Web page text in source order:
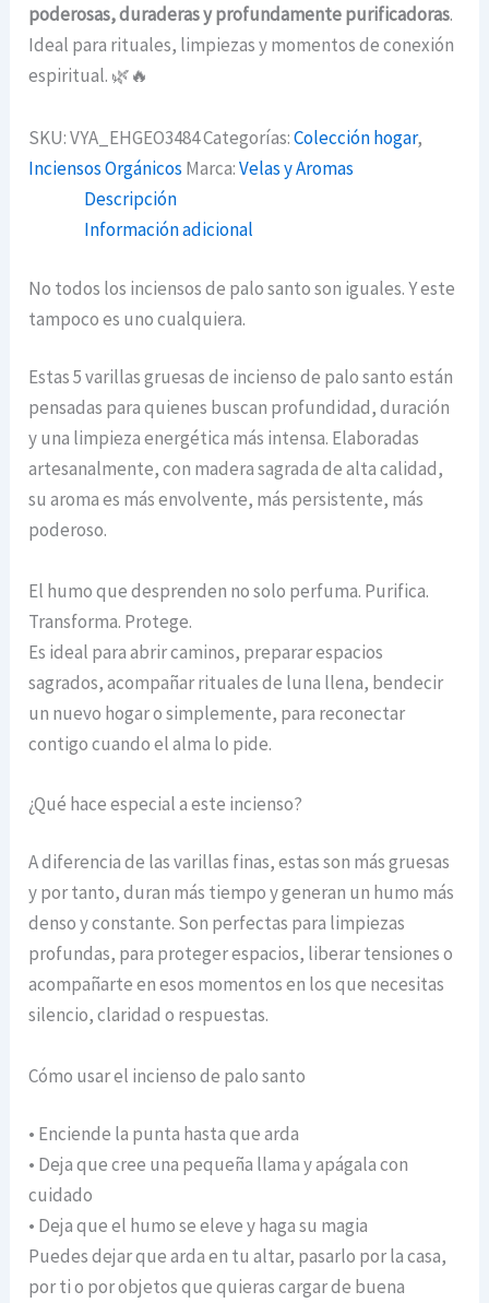
poderosas, duraderas y profundamente purificadoras.
Ideal para rituales, limpiezas y momentos de conexión
espiritual. 🌿🔥
SKU:VYA_EHGEO3484Categorías:Colección hogar,
Inciensos Orgánicos Marca:Velas y Aromas
Descripción
Información adicional
No todos los inciensos de palo santo son iguales. Y este
tampoco es uno cualquiera.
Estas 5 varillas gruesas de incienso de palo santo están
pensadas para quienes buscan profundidad, duración
y una limpieza energética más intensa. Elaboradas
artesanalmente, con madera sagrada de alta calidad,
su aroma es más envolvente, más persistente, más
poderoso.
El humo que desprenden no solo perfuma. Purifica.
Transforma. Protege.
Es ideal para abrir caminos, preparar espacios
sagrados, acompañar rituales de luna llena, bendecir
un nuevo hogar o simplemente, para reconectar
contigo cuando el alma lo pide.
¿Qué hace especial a este incienso?
A diferencia de las varillas finas, estas son más gruesas
y por tanto, duran más tiempo y generan un humo más
denso y constante. Son perfectas para limpiezas
profundas, para proteger espacios, liberar tensiones o
acompañarte en esos momentos en los que necesitas
silencio, claridad o respuestas.
Cómo usar el incienso de palo santo
• Enciende la punta hasta que arda
• Deja que cree una pequeña llama y apágala con
cuidado
• Deja que el humo se eleve y haga su magia
Puedes dejar que arda en tu altar, pasarlo por la casa,
por ti o por objetos que quieras cargar de buena